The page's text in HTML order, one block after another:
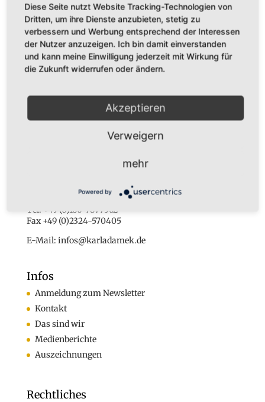
Veröffentlichungen
BÜCHER
CDs
Konzerte
45525 Hattingen
Tel. +49 (0)160-7877562
Fax +49 (0)2324-570405
E-Mail: infos@karladamek.de
Infos
Anmeldung zum Newsletter
Kontakt
Das sind wir
Medienberichte
Auszeichnungen
Rechtliches
Diese Seite nutzt Website Tracking-Technologien von
Dritten, um ihre Dienste anzubieten, stetig zu
verbessern und Werbung entsprechend der Interessen
der Nutzer anzuzeigen. Ich bin damit einverstanden
und kann meine Einwilligung jederzeit mit Wirkung für
die Zukunft widerrufen oder ändern.
Akzeptieren
Verweigern
mehr
Powered by